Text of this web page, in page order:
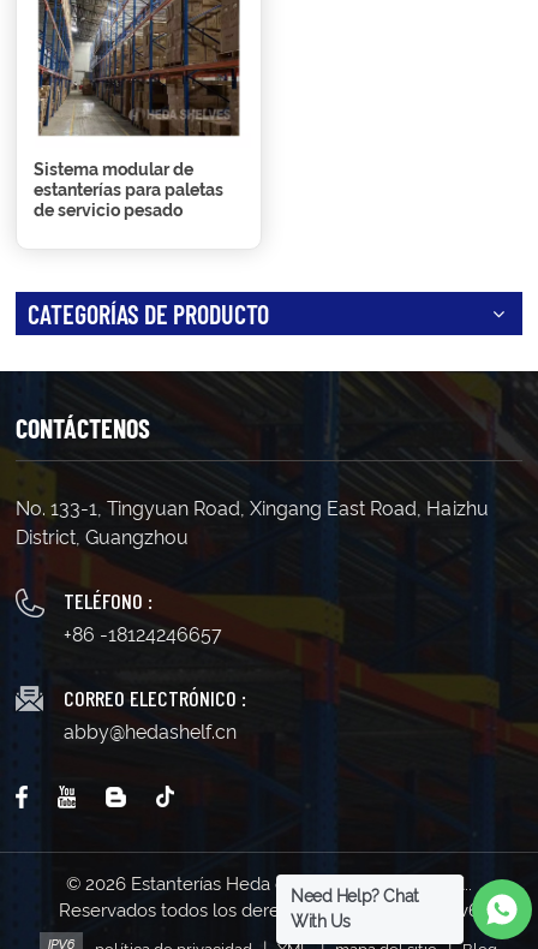
Sistema modular de
estanterías para paletas
de servicio pesado
CATEGORÍAS DE PRODUCTO
CONTÁCTENOS
No. 133-1, Tingyuan Road, Xingang East Road, Haizhu
District, Guangzhou
TELÉFONO :
+86 -18124246657
CORREO ELECTRÓNICO :
abby@hedashelf.cn
© 2026 Estanterías Heda de Guangzhou Co., Ltd..
Reservados todos los derechos . | Soporta red IPv6
Need Help? Chat
With Us